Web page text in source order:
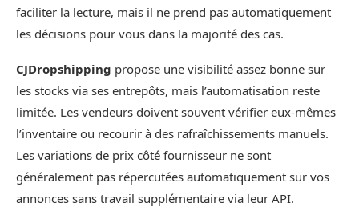
faciliter la lecture, mais il ne prend pas automatiquement
les décisions pour vous dans la majorité des cas.
CJDropshipping propose une visibilité assez bonne sur
les stocks via ses entrepôts, mais l’automatisation reste
limitée. Les vendeurs doivent souvent vérifier eux-mêmes
l’inventaire ou recourir à des rafraîchissements manuels.
Les variations de prix côté fournisseur ne sont
généralement pas répercutées automatiquement sur vos
annonces sans travail supplémentaire via leur API.